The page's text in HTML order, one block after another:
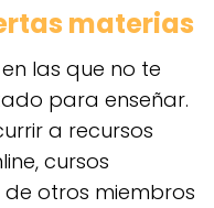
materias
las que no te
para enseñar.
a recursos
cursos
otros miembros